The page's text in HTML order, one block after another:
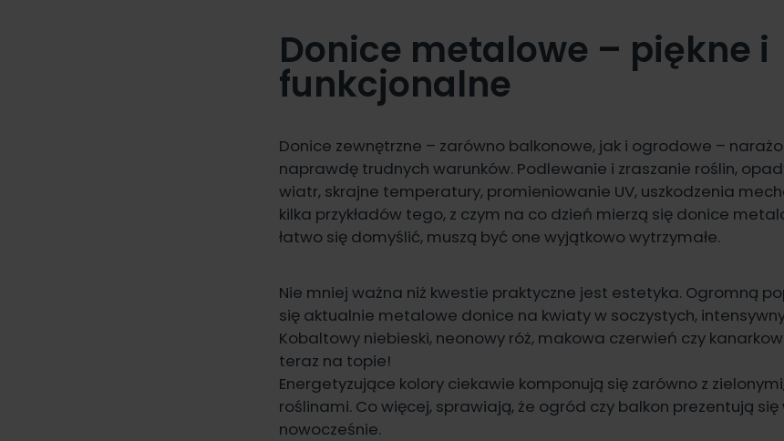
Donice metalowe – piękne i
funkcjonalne
Donice zewnętrzne – zarówno balkonowe, jak i ogrodowe –
naprawdę trudnych warunków. Podlewanie i zraszanie roślin,
wiatr, skrajne temperatury, promieniowanie UV, uszkodzenia
kilka przykładów tego, z czym na co dzień mierzą się donice
łatwo się domyślić, muszą być one wyjątkowo wytrzymałe.
Nie mniej ważna niż kwestie praktyczne jest estetyka. Ogromną
się aktualnie metalowe donice na kwiaty w soczystych,
Kobaltowy niebieski, neonowy róż, makowa czerwień czy
teraz na topie!
Energetyzujące kolory ciekawie komponują się zarówno z
roślinami. Co więcej, sprawiają, że ogród czy balkon prezentują się
nowocześnie.